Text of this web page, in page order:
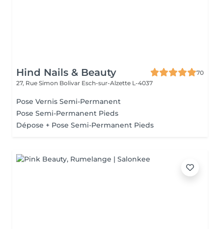
Hind Nails & Beauty
70
27, Rue Simon Bolivar Esch-sur-Alzette L-4037
Pose Vernis Semi-Permanent
Pose Semi-Permanent Pieds
Dépose + Pose Semi-Permanent Pieds